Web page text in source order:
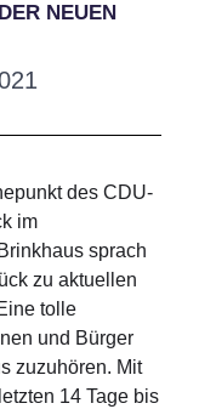
NEUEN
des CDU-
im
sprach
zu aktuellen
tolle
und Bürger
zuzuhören. Mit
14 Tage bis